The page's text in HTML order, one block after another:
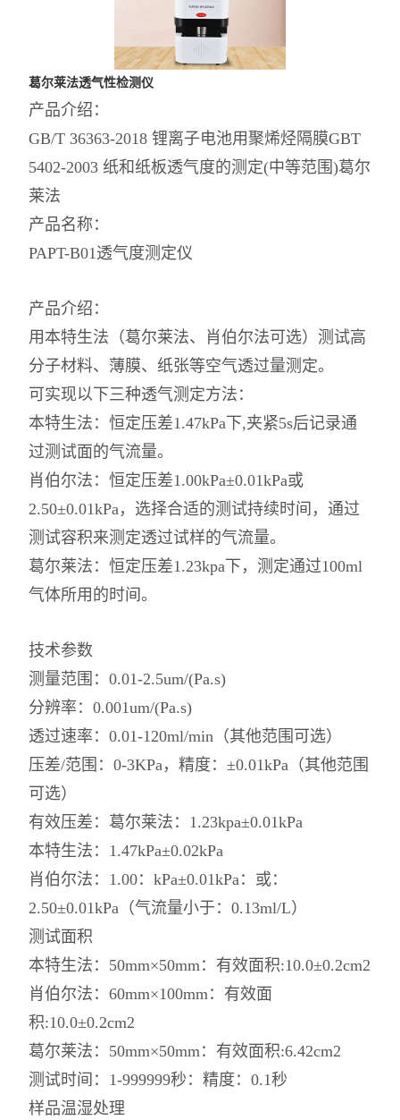
葛尔莱法透气性检测仪
产品介绍：
GB/T 36363-2018 锂离子电池用聚烯烃隔膜GBT
5402-2003 纸和纸板透气度的测定(中等范围)葛尔
莱法
产品名称：
PAPT-B01透气度测定仪
产品介绍：
用本特生法（葛尔莱法、肖伯尔法可选）测试高
分子材料、薄膜、纸张等空气透过量测定。
可实现以下三种透气测定方法：
本特生法：恒定压差1.47kPa下,夹紧5s后记录通
过测试面的气流量。
肖伯尔法：恒定压差1.00kPa±0.01kPa或
2.50±0.01kPa，选择合适的测试持续时间，通过
测试容积来测定透过试样的气流量。
葛尔莱法：恒定压差1.23kpa下，测定通过100ml
气体所用的时间。
技术参数
测量范围：0.01-2.5um/(Pa.s)
分辨率：0.001um/(Pa.s)
透过速率：0.01-120ml/min（其他范围可选）
压差/范围：0-3KPa，精度：±0.01kPa（其他范围
可选）
有效压差：葛尔莱法：1.23kpa±0.01kPa
本特生法：1.47kPa±0.02kPa
肖伯尔法：1.00：kPa±0.01kPa：或：
2.50±0.01kPa（气流量小于：0.13ml/L）
测试面积
本特生法：50mm×50mm：有效面积:10.0±0.2cm2
肖伯尔法：60mm×100mm：有效面
积:10.0±0.2cm2
葛尔莱法：50mm×50mm：有效面积:6.42cm2
测试时间：1-999999秒：精度：0.1秒
样品温湿处理